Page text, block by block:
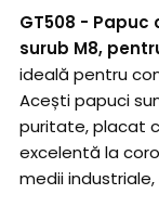
GT508 -
surub M8,
ideală pentru
Acești papuci
puritate, placat
excelentă la
medii